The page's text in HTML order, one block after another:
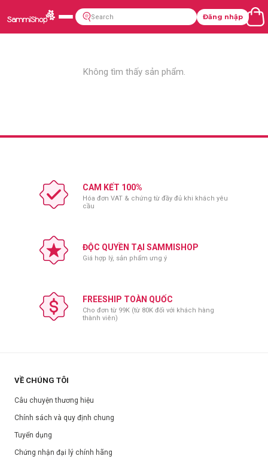
Đăng nhập
Không tìm thấy sản phẩm.
CAM KẾT 100%
Hóa đơn VAT & chứng từ đầy đủ khi khách yêu
cầu
ĐỘC QUYỀN TẠI SAMMISHOP
Giá hợp lý, sản phẩm ưng ý
FREESHIP TOÀN QUỐC
Cho đơn từ 99K (từ 80K đối với khách hàng
thành viên)
VỀ CHÚNG TÔI
Câu chuyện thương hiệu
Chính sách và quy định chung
Tuyển dụng
Chứng nhận đại lý chính hãng